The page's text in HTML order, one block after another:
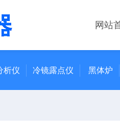
网站
析仪 冷镜露点仪 黑体炉